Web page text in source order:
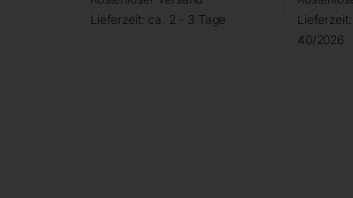
Lieferzeit: ca. 2 - 3 Tage
Lieferzeit:
40/2026